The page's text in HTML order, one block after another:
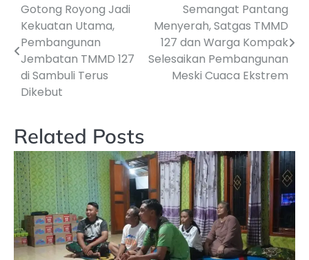
Navigasi
pos
Gotong Royong Jadi
Kekuatan Utama,
Pembangunan
Jembatan TMMD 127
di Sambuli Terus
Dikebut
Semangat Pantang
Menyerah, Satgas TMMD
127 dan Warga Kompak
Selesaikan Pembangunan
Meski Cuaca Ekstrem
Related Posts